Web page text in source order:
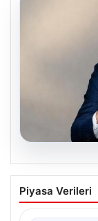
08.08.2026
Mekke
Bölgesel
Piyasa Verileri